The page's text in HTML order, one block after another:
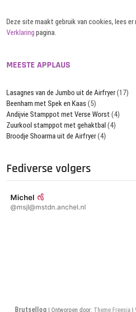
Deze site maakt gebruik van cookies, lees
Verklaring pagina.
MEESTE APPLAUS
Lasagnes van de Jumbo uit de Airfryer(17)
Beenham met Spek en Kaas (5)
Andijvie Stamppot met Verse Worst (4)
Zuurkool stamppot met gehaktbal (4)
Broodje Shoarma uit de Airfryer(4)
Fediverse volgers
Michel
@msjl@mstdn.anchel.nl
Brutsellog | Ontworpen door: Theme Freesia |